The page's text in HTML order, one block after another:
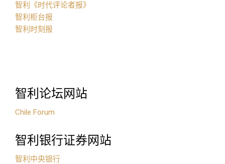
智利《时代评论者报》
智利柜台报
智利时刻报
智利论坛网站
Chile Forum
智利银行证券网站
智利中央银行